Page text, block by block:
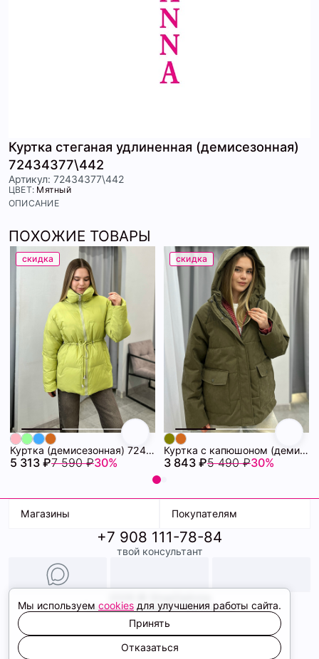
Куртка стеганая удлиненная (демисезонная)
72434377\442
Артикул: 72434377\442
ЦВЕТ: Мятный
ОПИСАНИЕ
ПОХОЖИЕ ТОВАРЫ
скидка
Куртка (демисезонная) 72462280\26
5 313 ₽7 590 ₽30%
скидка
Куртка с капюшоном (демисезонная) 72462086\434
3 843 ₽5 490 ₽30%
Магазины
ТК Терминал
ТРК Континент
Покупателям
Доставка
Условия оплаты
Образы
+7 908 111-78-84
твой консультант
Политика конфиденциальности
Соглашение cookie
Сайт создали
Мы используем cookies для улучшения работы сайта.
Принять
Отказаться